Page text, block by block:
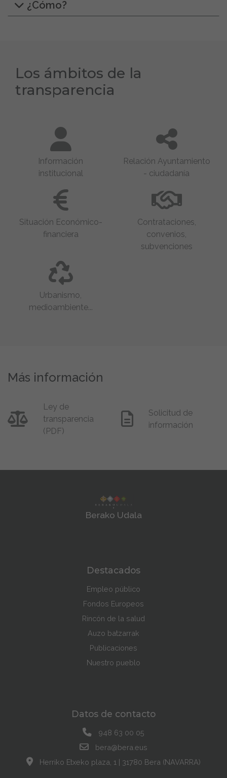
¿Cómo?
Los ámbitos de la
transparencia
Información
institucional
Relación Ayuntamiento
- ciudadanía
Situación Económico-
financiera
Contrataciones,
convenios,
subvenciones
Urbanismo,
medioambiente...
Más información
Ley de
transparencia
(PDF)
Solicitud de
información
Berako Udala
Destacados
Empleo público
Fondos Europeos
Rincón de la salud
Auzo batzarrak
Publicaciones
Nuestro pueblo
Datos de contacto
948 63 00 05
bera@bera.eus
Herriko Etxeko plaza, 1 | 31780 Bera (NAVARRA)